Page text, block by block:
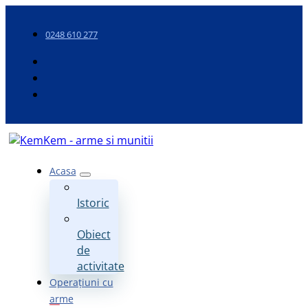
0248 610 277
Acasa
Istoric
Obiect
de
activitate
Operațiuni cu
arme